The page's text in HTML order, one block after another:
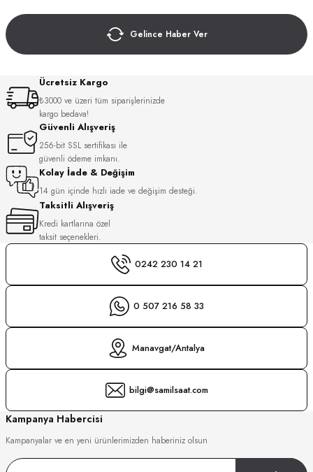
Gelince Haber Ver
Ücretsiz Kargo
₺3000 ve üzeri tüm siparişlerinizde
kargo bedava!
Güvenli Alışveriş
256-bit SSL sertifikası ile
güvenli ödeme imkanı.
Kolay İade & Değişim
14 gün içinde hızlı iade ve değişim desteği.
Taksitli Alışveriş
Kredi kartlarına özel
taksit seçenekleri.
0242 230 14 21
0 507 216 58 33
Manavgat/Antalya
bilgi@samilsaat.com
Kampanya Habercisi
Kampanyalar ve en yeni ürünlerimizden haberiniz olsun